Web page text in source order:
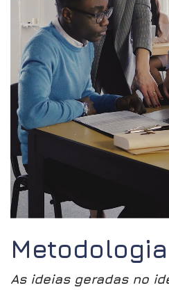
Metodologia
As ideias geradas no